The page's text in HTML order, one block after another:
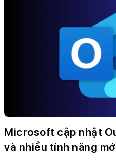
Microsoft cập nhật
và nhiều tính năng